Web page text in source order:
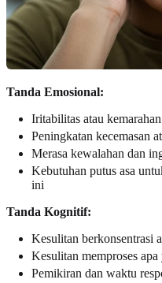
Tanda Emosional:
Iritabilitas atau
Peningkatan kecemasan
Merasa kewalahan dan
Kebutuhan putus asa
ini
Tanda Kognitif:
Kesulitan berkonsentrasi
Kesulitan memproses
Pemikiran dan waktu